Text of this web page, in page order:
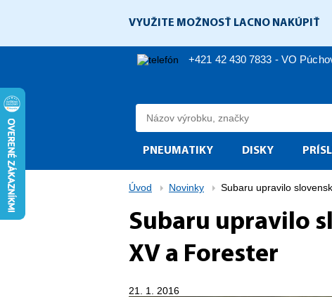
VYUŽITE MOŽNOSŤ LACNO NAKÚPIŤ
+421 42 430 7833 - VO
PNEUMATIKY DISKY
Úvod Novinky Subaru upravilo
Subaru upravilo
XV a Forester
21. 1. 2016